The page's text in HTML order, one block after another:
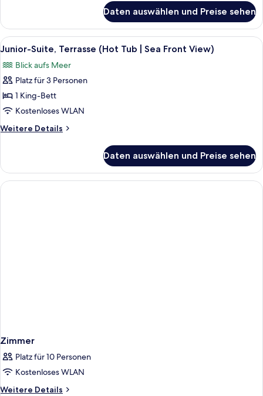
Zimmer,
Terrasse
(Hot
Daten auswählen und Preise sehen
Alle
Fotos
für
Junior-
Suite,
Terrasse
(Hot
Tub
Sea
Front
View)
Ein Balkon mit Whirlpool und Blick
4
Junior-Suite, Terrasse (Hot Tub | Sea Front View)
Blick aufs Meer
Platz für 3 Personen
1 King-Bett
Kostenloses WLAN
Weitere Details
Weitere
Suite,
Terrasse
(Hot
Daten auswählen und Preise sehen
Zimmer
Platz für 10 Personen
Kostenloses WLAN
Weitere Details
Weitere